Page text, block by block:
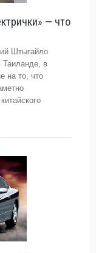
— что
Штыгайло
Таиланде, в
на то, что